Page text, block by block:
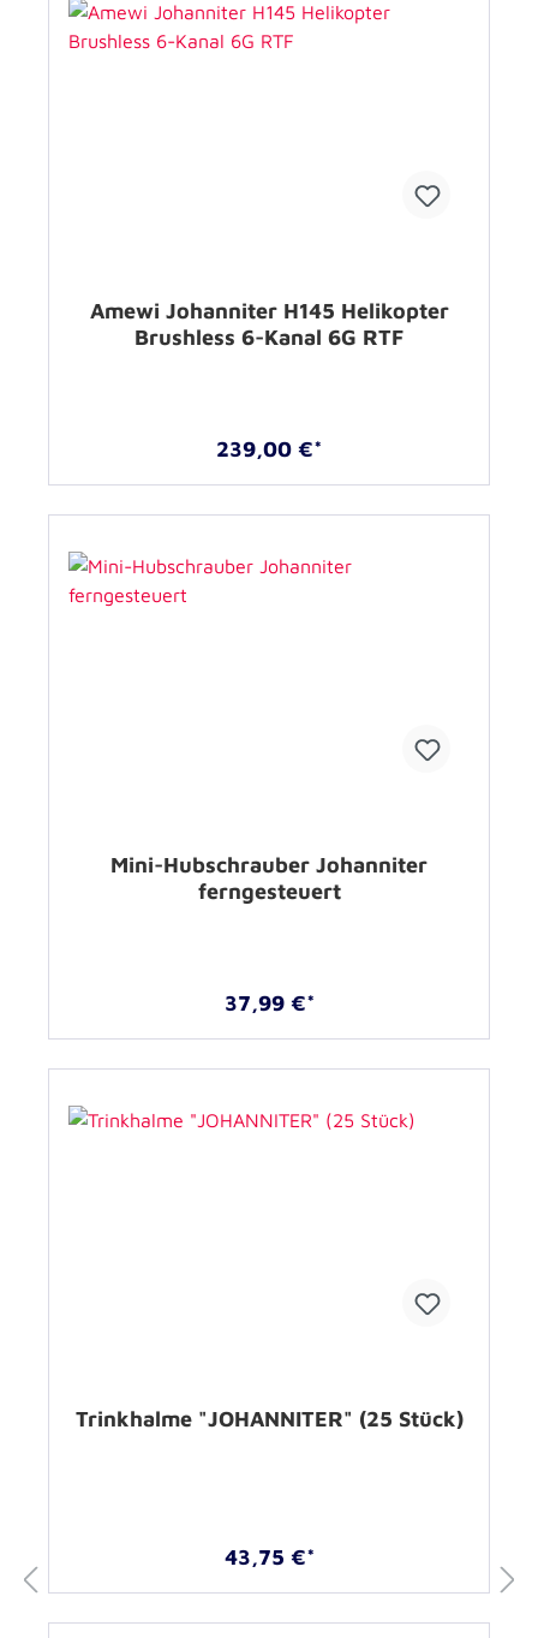
Amewi Johanniter H145 Helikopter
Brushless 6-Kanal 6G RTF
239,00 €*
Mini-Hubschrauber Johanniter
ferngesteuert
37,99 €*
Trinkhalme "JOHANNITER" (25 Stück)
43,75 €*